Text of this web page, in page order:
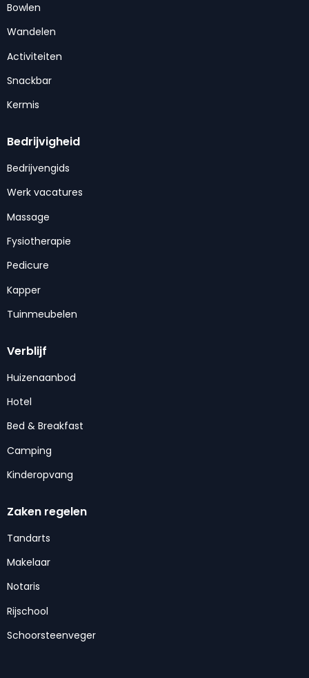
Bowlen
Wandelen
Activiteiten
Snackbar
Kermis
Bedrijvigheid
Bedrijvengids
Werk vacatures
Massage
Fysiotherapie
Pedicure
Kapper
Tuinmeubelen
Verblijf
Huizenaanbod
Hotel
Bed & Breakfast
Camping
Kinderopvang
Zaken regelen
Tandarts
Makelaar
Notaris
Rijschool
Schoorsteenveger